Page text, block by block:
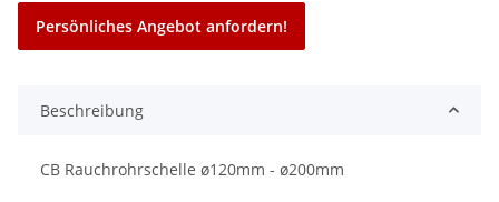
Persönliches Angebot anfordern!
Beschreibung
CB Rauchrohrschelle ø120mm - ø200mm